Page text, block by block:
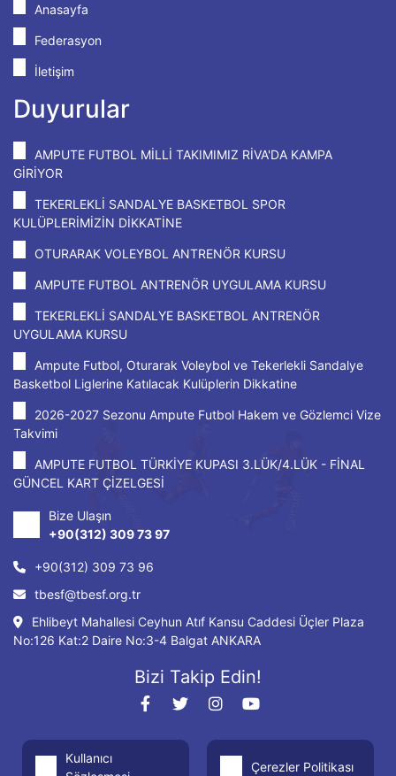
Anasayfa
Federasyon
İletişim
Duyurular
AMPUTE FUTBOL MİLLİ TAKIMIMIZ RİVA'DA KAMPA
GİRİYOR
TEKERLEKLİ SANDALYE BASKETBOL SPOR
KULÜPLERİMİZİN DİKKATİNE
OTURARAK VOLEYBOL ANTRENÖR KURSU
AMPUTE FUTBOL ANTRENÖR UYGULAMA KURSU
TEKERLEKLİ SANDALYE BASKETBOL ANTRENÖR
UYGULAMA KURSU
Ampute Futbol, Oturarak Voleybol ve Tekerlekli Sandalye
Basketbol Liglerine Katılacak Kulüplerin Dikkatine
2026-2027 Sezonu Ampute Futbol Hakem ve Gözlemci Vize
Takvimi
AMPUTE FUTBOL TÜRKİYE KUPASI 3.LÜK/4.LÜK - FİNAL
GÜNCEL KART ÇİZELGESİ
Bize Ulaşın
+90(312) 309 73 97
+90(312) 309 73 96
tbesf@tbesf.org.tr
Ehlibeyt Mahallesi Ceyhun Atıf Kansu Caddesi Üçler Plaza
No:126 Kat:2 Daire No:3-4 Balgat ANKARA
Bizi Takip Edin!
Kullanıcı
Çerezler Politikası